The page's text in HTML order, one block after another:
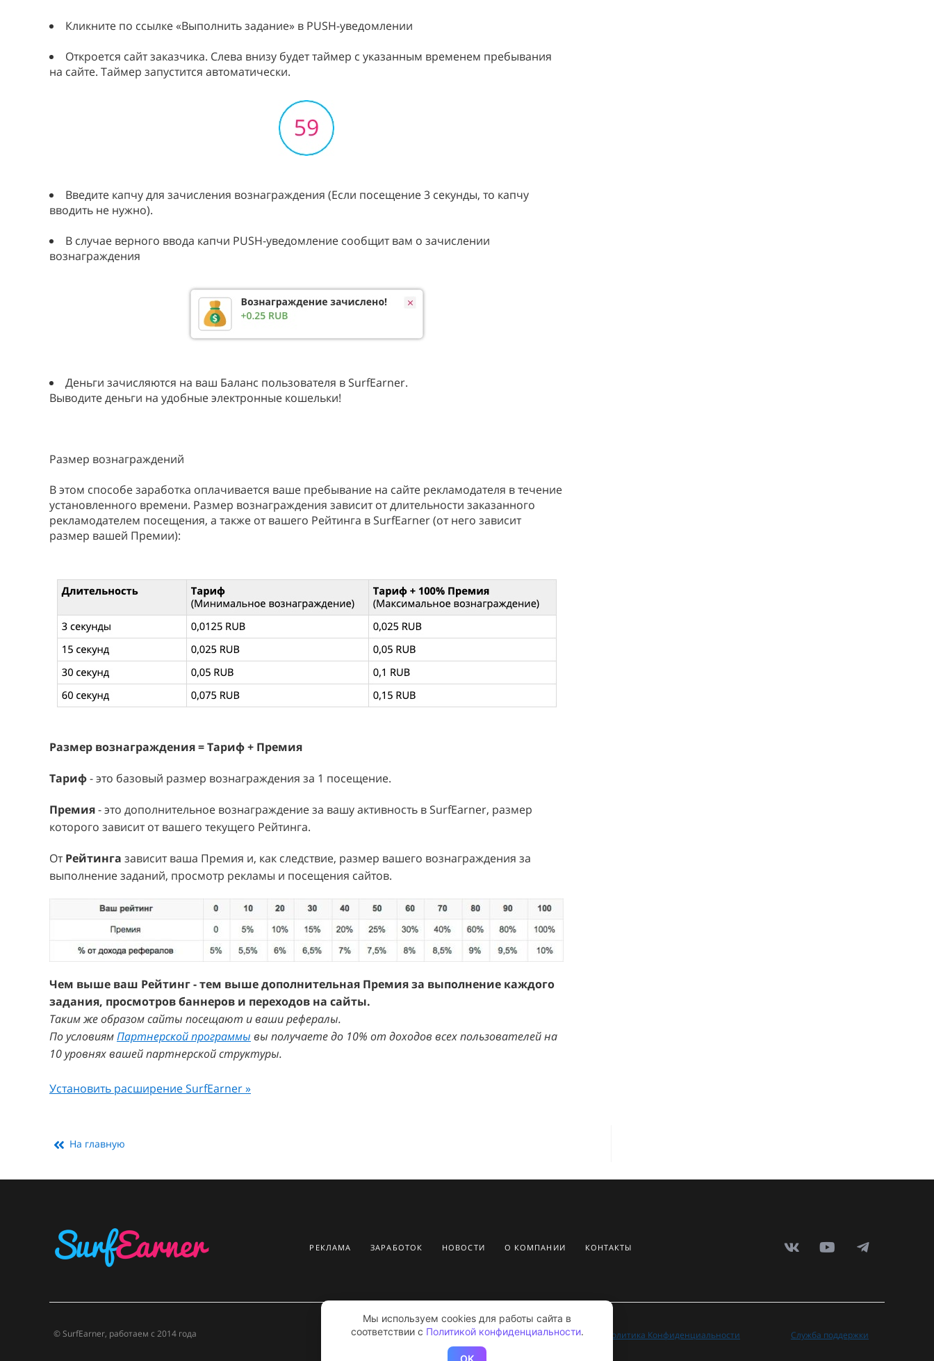
Мы используем cookies для работы сайта в
соответствии с Политикой конфиденциальности.
OK
Кликните по ссылке «Выполнить задание» в PUSH-уведомлении
Откроется сайт заказчика. Слева внизу будет таймер с указанным временем пребывания
на сайте. Таймер запустится автоматически.
Введите капчу для зачисления вознаграждения (Если посещение 3 секунды, то капчу
вводить не нужно).
В случае верного ввода капчи PUSH-уведомление сообщит вам о зачислении
вознаграждения
Деньги зачисляются на ваш Баланс пользователя в SurfEarner.
Выводите деньги на удобные электронные кошельки!
Размер вознаграждений
В этом способе заработка оплачивается ваше пребывание на сайте рекламодателя в течение
установленного времени. Размер вознаграждения зависит от длительности заказанного
рекламодателем посещения, а также от вашего Рейтинга в SurfEarner (от него зависит
размер вашей Премии):
Размер вознаграждения = Тариф + Премия
Тариф- это базовый размер вознаграждения за 1 посещение.
Премия- это дополнительное вознаграждение за вашу активность в SurfEarner, размер
которого зависит от вашего текущего Рейтинга.
От Рейтинга зависит ваша Премия и, как следствие, размер вашего вознаграждения за
выполнение заданий, просмотр рекламы и посещения сайтов.
Чем выше ваш Рейтинг - тем выше дополнительная Премия за выполнение каждого
задания, просмотров баннеров и переходов на сайты.
Таким же образом сайты посещают и ваши рефералы.
По условиямПартнерской программы вы получаете до 10% от доходов всех пользователей на
10 уровнях вашей партнерской структуры.
Установить расширение SurfEarner »
На главную
РЕКЛАМА ЗАРАБОТОК НОВОСТИ О КОМПАНИИ КОНТАКТЫ
© SurfEarner, работаем с 2014 года Политика Конфиденциальности Служба поддержки